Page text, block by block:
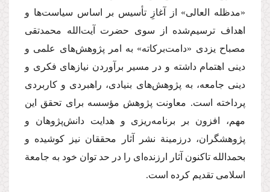
«مدظله ‌العالی» از آغازِ تأسیس بر اساس سیاست‌ها و
اهداف ترسیم‌شده از سوی حضرت آیت‌الله محمدتقی
مصباح یزدی «دامت‌بركاته» به امر پژوهش‌های علمی و
دینی اهتمام داشته و در مسیر برآوردن نیازهای فكری و
دینی جامعه، به پژوهش‌های بنیادی، راهبردی و كاربردی
پرداخته است. معاونت پژوهش مؤسسه برای تحقق این
مهم، افزون بر برنامه‌ریزی و هدایت دانش‌پژوهان و
پژوهشگران، در‌زمینة نشر آثار محققان نیز كوشیده و
بحمدالله تاكنون آثار ارزنده‌ای را در حد توان خود به جامعة
اسلامی تقدیم كرده است.